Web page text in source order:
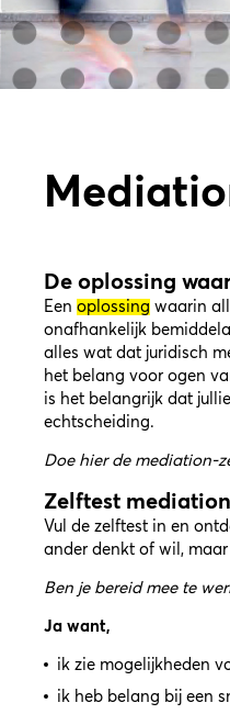
De oplossing
Een oplossing waarin
onafhankelijk
alles wat dat juridisch
het belang voor ogen
is het belangrijk dat
echtscheiding.
Doe hier de mediation-
Zelftest mediation
Vul de zelftest in en
ander denkt of wil,
Ben je bereid mee te
Ja want,
ik zie mogelijkheden
ik heb belang bij een